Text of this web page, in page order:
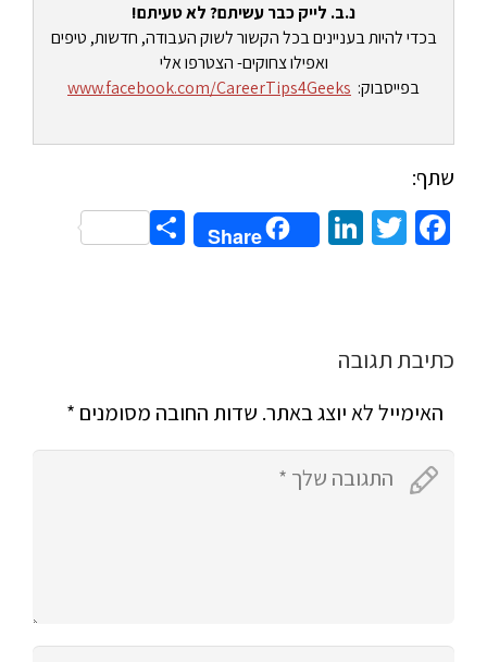
נ.ב. לייק כבר עשיתם? לא טעיתם!
בכדי להיות בעניינים בכל הקשור לשוק העבודה, חדשות, טיפים
ואפילו צחוקים- הצטרפו אלי
בפייסבוק: www.facebook.com/CareerTips4Geeks
שתף:
Facebook
Twitter
LinkedIn
Share
Share
כתיבת תגובה
האימייל לא יוצג באתר. שדות החובה מסומנים *